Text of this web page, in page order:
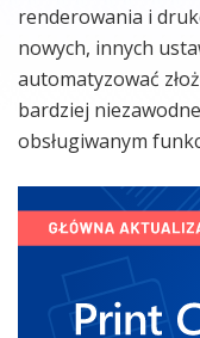
renderowania i
nowych, innych
automatyzować
bardziej
obsługiwanym